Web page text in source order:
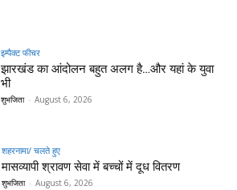
इम्पैक्ट फीचर
झारखंड का आंदोलन बहुत अलग है…और यहां के युवा
भी
शुभजिता - August 6, 2026
शहरनामा/ चलते हुए
मासव्यापी श्रावण सेवा में बच्चों में दूध वितरण
शुभजिता - August 6, 2026